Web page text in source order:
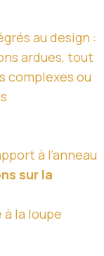
au design :
ardues, tout
complexes ou
à l’anneau
sur la
à la loupe